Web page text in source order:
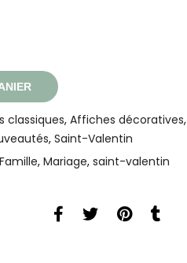
classiques, Affiches décoratives,
, Saint-Valentin
Famille, Mariage, saint-valentin